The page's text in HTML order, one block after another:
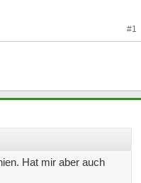
#1
Hat mir aber auch